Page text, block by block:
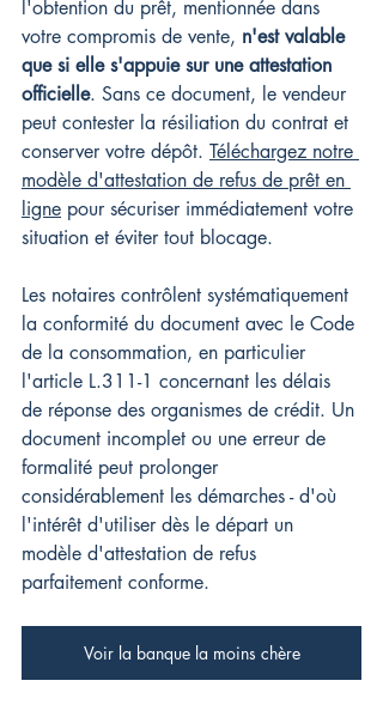
l'obtention du prêt, mentionnée dans
votre compromis de vente, n'est valable
que si elle s'appuie sur une attestation
officielle. Sans ce document, le vendeur
peut contester la résiliation du contrat et
conserver votre dépôt. Téléchargez notre
modèle d'attestation de refus de prêt en
ligne pour sécuriser immédiatement votre
situation et éviter tout blocage.
Les notaires contrôlent systématiquement
la conformité du document avec le Code
de la consommation, en particulier
l'article L.311-1 concernant les délais
de réponse des organismes de crédit. Un
document incomplet ou une erreur de
formalité peut prolonger
considérablement les démarches - d'où
l'intérêt d'utiliser dès le départ un
modèle d'attestation de refus
parfaitement conforme.
Voir la banque la moins chère